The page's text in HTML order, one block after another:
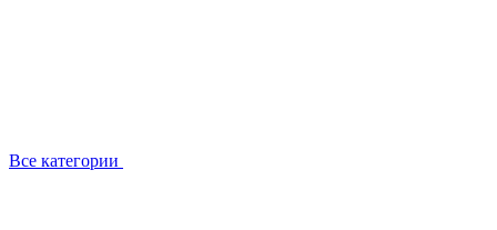
Все категории